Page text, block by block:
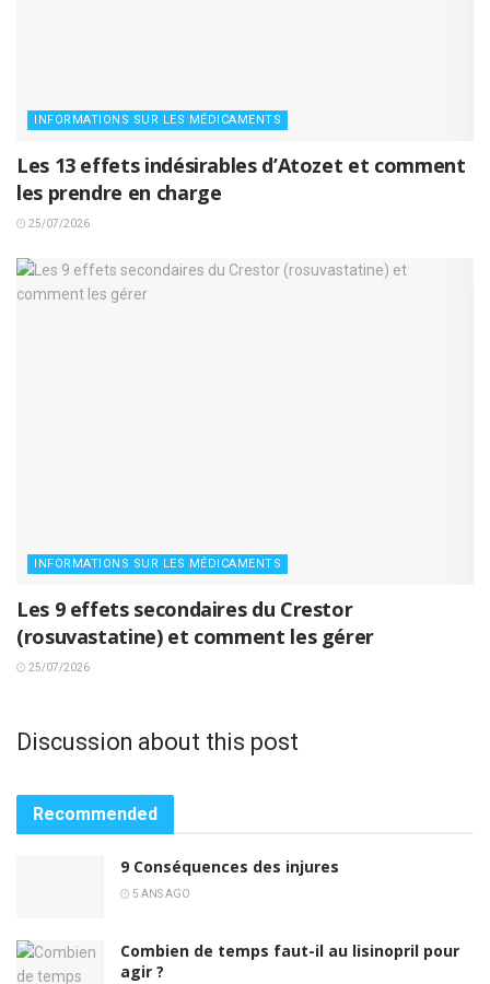
INFORMATIONS SUR LES MÉDICAMENTS
Les 13 effets indésirables d’Atozet et comment
les prendre en charge
25/07/2026
INFORMATIONS SUR LES MÉDICAMENTS
Les 9 effets secondaires du Crestor
(rosuvastatine) et comment les gérer
25/07/2026
Discussion about this post
Recommended
9 Conséquences des injures
5 ANS AGO
Combien de temps faut-il au lisinopril pour
agir ?